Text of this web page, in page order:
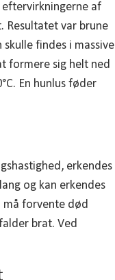
af
Resultatet var brune
findes i massive
formere sig helt ned
En hunlus føder
erkendes
og kan erkendes
forvente død
brat. Ved